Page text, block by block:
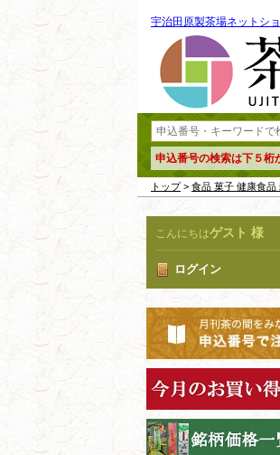
宇治田原製茶場ネットシ
申込番号の検索は下５桁
トップ> 食品 菓子 健康食品
こんにちはゲスト 様
ログイン